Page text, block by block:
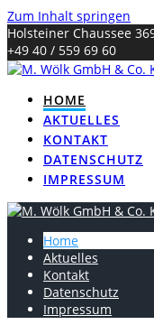
Zum Inhalt springen
Holsteiner Chaussee
+49 40 / 559 69 60
service@woelk-
HOME
AKTUELLES
KONTAKT
DATENSCHUTZ
IMPRESSUM
Home
Aktuelles
Kontakt
Datenschutz
Impressum